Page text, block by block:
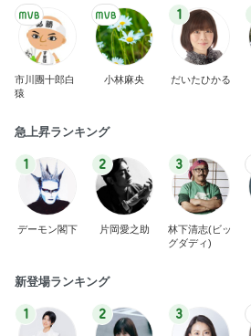
市川團十郎白
猿
小林麻央
1
だいたひかる
急上昇ランキング
1
デーモン閣下
2
片岡愛之助
3
林下清志(ビッ
グダディ)
新登場ランキング
1 2 3